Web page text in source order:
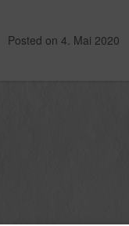
Posted on 4. Mai 2020